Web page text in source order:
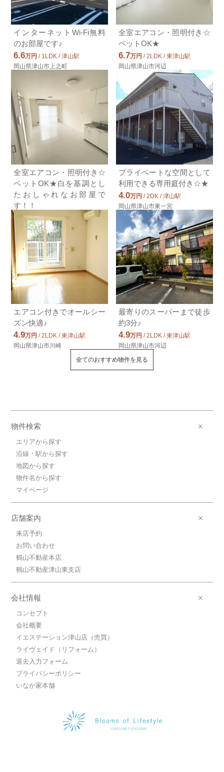
インターネットWi-Fi無料
のお部屋です♪
6.6万円 / 1LDK / 津山駅
岡山県津山市上之町
全室エアコン・照明付き☆
ペットOK★
6.7万円 / 2LDK / 東津山駅
岡山県津山市河辺
全室エアコン・照明付き☆
ペットOK★白を基調とし
たおしゃれなお部屋で
す！！
6.7万円/ 2LDK / 東津山駅
岡山県津山市河辺
プライベートな空間として
利用できる専用庭付き☆★
4.0万円 / 2DK / 津山駅
岡山県津山市東一宮
エアコン付きでオールシー
ズン快適♪
4.9万円 / 2LDK / 東津山駅
岡山県津山市川崎
最寄りのスーパーまで徒歩
約3分♪
4.9万円 / 2LDK / 東津山駅
岡山県津山市河辺
全てのおすすめ物件を見る
物件検索
エリアから探す
沿線・駅から探す
地図から探す
物件名から探す
マイページ
店舗案内
来店予約
お問い合わせ
鶴山不動産本店
鶴山不動産津山東支店
会社情報
コンセプト
会社概要
イエステーション津山店（売買）
ライヴェイド（リフォーム）
退去入力フォーム
プライバシーポリシー
いなか家本舗